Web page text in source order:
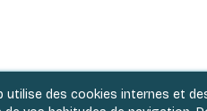
utilise des cookies internes et